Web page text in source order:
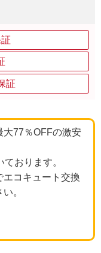
証
大77％OFFの激安
おります。
コキュート交換
。